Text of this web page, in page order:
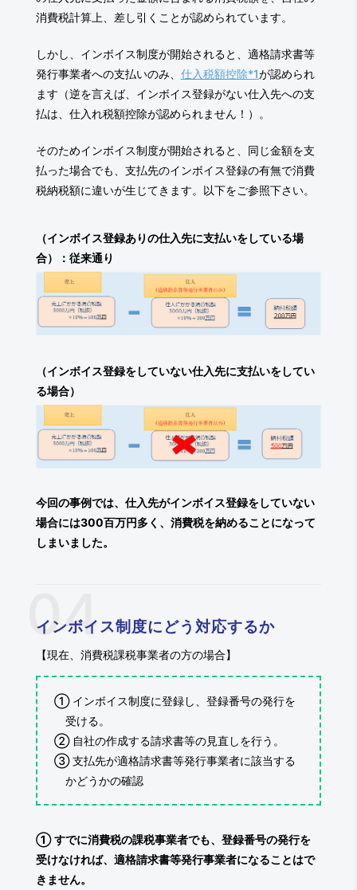
消費税計算上、差し引くことが認められています。
しかし、インボイス制度が開始されると、適格請求書等
発行事業者への支払いのみ、 仕入税額控除*1が認められ
ます（逆を言えば、インボイス登録がない仕入先への支
払は、仕入れ税額控除が認められません！）。
そのためインボイス制度が開始されると、同じ金額を支
払った場合でも、支払先のインボイス登録の有無で消費
税納税額に違いが生じてきます。以下をご参照下さい。
（インボイス登録ありの仕入先に支払いをしている場
合）：従来通り
（インボイス登録をしていない仕入先に支払いをしてい
る場合）
今回の事例では、仕入先がインボイス登録をしていない
場合には300百万円多く、消費税を納めることになって
しまいました。
インボイス制度にどう対応するか
【現在、消費税課税事業者の方の場合】
① インボイス制度に登録し、登録番号の発行を
受ける。
② 自社の作成する請求書等の見直しを行う。
③ 支払先が適格請求書等発行事業者に該当する
かどうかの確認
① すでに消費税の課税事業者でも、登録番号の発行を
受けなければ、適格請求書等発行事業者になることはで
きません。